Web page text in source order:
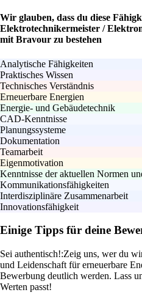
Wir glauben, dass du diese
Elektrotechnikermeister /
mit Bravour zu bestehen
Analytische Fähigkeiten
Praktisches Wissen
Technisches Verständnis
Erneuerbare Energien
Energie- und Gebäudetechnik
CAD-Kenntnisse
Planungssysteme
Dokumentation
Teamarbeit
Eigenmotivation
Kenntnisse der aktuellen Normen
Kommunikationsfähigkeiten
Interdisziplinäre Zusammenarbeit
Innovationsfähigkeit
Einige Tipps für deine
Sei authentisch!:Zeig uns, wer du
und Leidenschaft für erneuerbare
Bewerbung deutlich werden. Lass
Werten passt!